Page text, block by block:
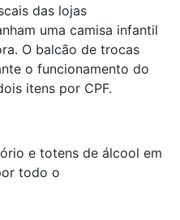
das lojas
uma camisa infantil
O balcão de trocas
o funcionamento do
itens por CPF.
e totens de álcool em
todo o